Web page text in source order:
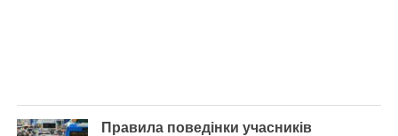
Правила поведінки учасників